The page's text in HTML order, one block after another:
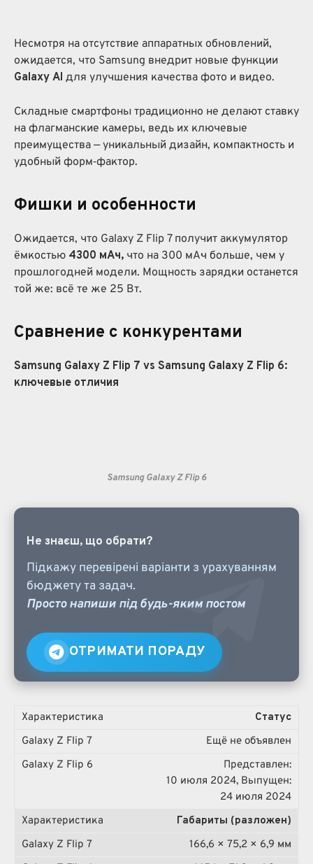
Несмотря на отсутствие аппаратных обновлений,
ожидается, что Samsung внедрит новые функции
Galaxy AI для улучшения качества фото и видео.
Складные смартфоны традиционно не делают ставку
на флагманские камеры, ведь их ключевые
преимущества — уникальный дизайн, компактность и
удобный форм‑фактор.
Фишки и особенности
Ожидается, что Galaxy Z Flip 7 получит аккумулятор
ёмкостью 4300 мА·ч, что на 300 мА·ч больше, чем у
прошлогодней модели. Мощность зарядки останется
той же: всё те же 25 Вт.
Сравнение с конкурентами
Samsung Galaxy Z Flip 7 vs Samsung Galaxy Z Flip 6:
ключевые отличия
Samsung Galaxy Z Flip 6
Не знаєш, що обрати?
Підкажу перевірені варіанти з урахуванням
бюджету та задач.
Просто напиши під будь-яким постом
ОТРИМАТИ ПОРАДУ
Статус
Ещё не объявлен
Представлен:
10 июля 2024, Выпущен:
24 июля 2024
Габариты (разложен)
166,6 × 75,2 × 6,9 мм